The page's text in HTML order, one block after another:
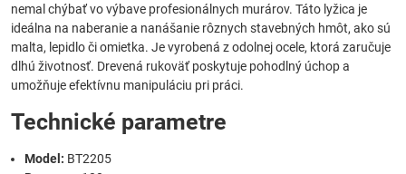
nemal chýbať vo výbave profesionálnych murárov. Táto lyžica je
ideálna na naberanie a nanášanie rôznych stavebných hmôt, ako sú
malta, lepidlo či omietka. Je vyrobená z odolnej ocele, ktorá zaručuje
dlhú životnosť. Drevená rukoväť poskytuje pohodlný úchop a
umožňuje efektívnu manipuláciu pri práci.
Technické parametre
Model: BT2205